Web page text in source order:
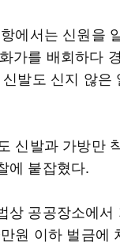
에서는 신원을
가를 배회하다
발도 신지 않은
신발과 가방만
에 붙잡혔다.
상 공공장소에서
원 이하 벌금에